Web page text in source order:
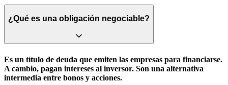
¿Qué es una obligación negociable?
Es un título de deuda que emiten las empresas para financiarse.
A cambio, pagan intereses al inversor. Son una alternativa
intermedia entre bonos y acciones.